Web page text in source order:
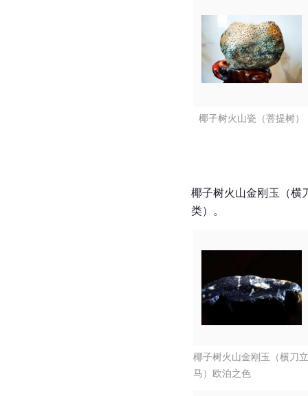
椰子树火山瓷（菩提树）
椰子树火山金刚玉（横
类）。
椰子树火山金刚玉（横刀立
马）欧泊之色